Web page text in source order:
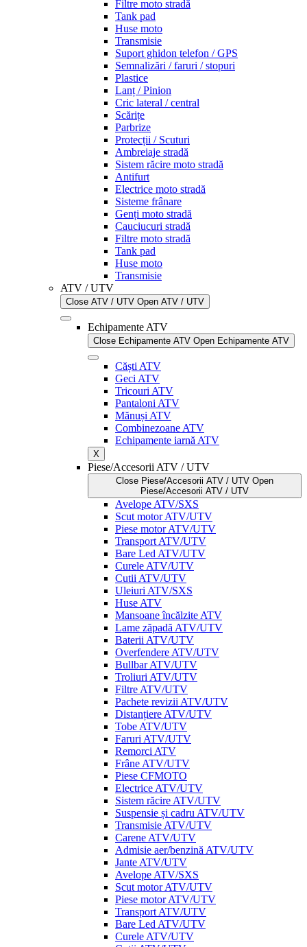
Filtre moto stradă
Tank pad
Huse moto
Transmisie
Suport ghidon telefon / GPS
Semnalizări / faruri / stopuri
Plastice
Lanț / Pinion
Cric lateral / central
Scărițe
Parbrize
Protecții / Scuturi
Ambreiaje stradă
Sistem răcire moto stradă
Antifurt
Electrice moto stradă
Sisteme frânare
Genți moto stradă
Cauciucuri stradă
Filtre moto stradă
Tank pad
Huse moto
Transmisie
ATV / UTV
Close ATV / UTV Open ATV / UTV
Echipamente ATV
Close Echipamente ATV Open Echipamente ATV
Căști ATV
Geci ATV
Tricouri ATV
Pantaloni ATV
Mănuși ATV
Combinezoane ATV
Echipamente iarnă ATV
X
Piese/Accesorii ATV / UTV
Close Piese/Accesorii ATV / UTV Open
Piese/Accesorii ATV / UTV
Avelope ATV/SXS
Scut motor ATV/UTV
Piese motor ATV/UTV
Transport ATV/UTV
Bare Led ATV/UTV
Curele ATV/UTV
Cutii ATV/UTV
Uleiuri ATV/SXS
Huse ATV
Mansoane încălzite ATV
Lame zăpadă ATV/UTV
Baterii ATV/UTV
Overfendere ATV/UTV
Bullbar ATV/UTV
Troliuri ATV/UTV
Filtre ATV/UTV
Pachete revizii ATV/UTV
Distanțiere ATV/UTV
Tobe ATV/UTV
Faruri ATV/UTV
Remorci ATV
Frâne ATV/UTV
Piese CFMOTO
Electrice ATV/UTV
Sistem răcire ATV/UTV
Suspensie și cadru ATV/UTV
Transmisie ATV/UTV
Carene ATV/UTV
Admisie aer/benzină ATV/UTV
Jante ATV/UTV
Avelope ATV/SXS
Scut motor ATV/UTV
Piese motor ATV/UTV
Transport ATV/UTV
Bare Led ATV/UTV
Curele ATV/UTV